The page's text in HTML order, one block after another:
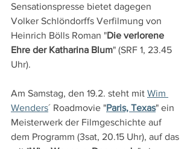
Sensationspresse bietet dagegen
Volker Schlöndorffs Verfilmung von
Heinrich Bölls Roman "Die verlorene
Ehre der Katharina Blum" (SRF 1, 23.45
Uhr).
Am Samstag, den 19.2. steht mit Wim
Wenders´ Roadmovie "Paris, Texas" ein
Meisterwerk der Filmgeschichte auf
dem Programm (3sat, 20.15 Uhr), auf das